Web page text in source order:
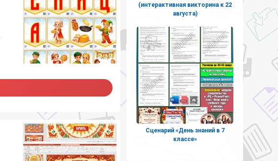
(интерактивная викторина к 22
августа)
Сценарий «День знаний в 7
классе»